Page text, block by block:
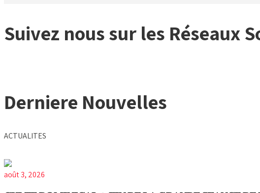
Suivez nous sur les Réseaux
Derniere Nouvelles
ACTUALITES
août 3, 2026